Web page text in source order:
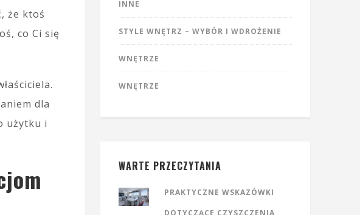
że ktoś
co Ci się
dla
użytku i
INNE
STYLE WNĘTRZ – WYBÓR I WDROŻENIE
WNĘTRZE
WNĘTRZE
WARTE PRZECZYTANIA
PRAKTYCZNE WSKAZÓWKI
DOTYCZĄCE CZYSZCZENIA